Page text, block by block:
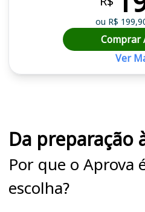
ou R$
Comprar
Ver
Da preparação
Por que o Aprova
escolha?